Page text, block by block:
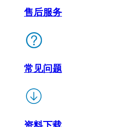
售后服务
常见问题